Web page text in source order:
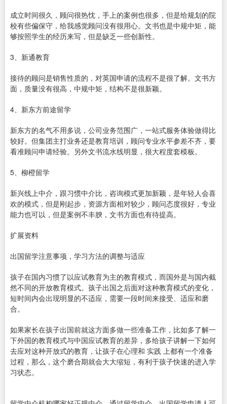
成立时间很久，顾问很热忱，手上的案例也很多，但是给规划的院
校有些偏保守，给我感觉顾问没有很用心。文书也是中规中矩，能
够按照学生的经历来写，但是缺乏一些创新性。
3、新通教育
接待的顾问是销售性质的，对英国申请的流程不是很了解。文书方
面，质量没有很高，中规中矩，结构不是很新颖。
4、新东方前途留学
新东方的名气不用多说，公司业务范围广，一站式服务体验做得比
较好。但集团主打业务还是教育培训，顾问专业水平参差不齐，要
看准顾问申请经验。另外文书流水线明显，很大程度套模板。
5、柳橙留学
新兴线上中介，跟习惯中介比，咨询模式更加新颖，是年轻人会喜
欢的模式，但是刚起步，资源方面相对较少，顾问态度很好，专业
能力也可以，但是案例不丰腴，文书方面也有待提高。
扩展资料
出国留学注意事项，学习方法的调整与适应
孩子在国内习惯了以应试教育为主的教育模式，而国外是与国内截
然不同的开放教育模式。孩子出国之后面对这种教育模式的变化，
短时间内会出现明显的不适应，需要一段时间来接受、适应和磨
合。
如果家长在孩子出国前就这方面多做一些准备工作，比如多了解一
下外国的教育模式与中国应试教育的差异，多给孩子讲解一下如何
去应对这种开放式的教育，让孩子在心理和 实践 上都有一个准备
过程，那么，这个磨合期就会大大缩短，有利于孩子快速的进入学
习状态。